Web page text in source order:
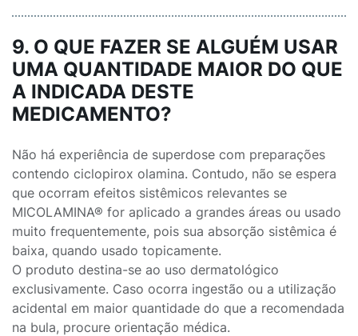
9. O QUE FAZER SE ALGUÉM USAR
UMA QUANTIDADE MAIOR DO QUE
A INDICADA DESTE
MEDICAMENTO?
Não há experiência de superdose com preparações
contendo ciclopirox olamina. Contudo, não se espera
que ocorram efeitos sistêmicos relevantes se
MICOLAMINA® for aplicado a grandes áreas ou usado
muito frequentemente, pois sua absorção sistêmica é
baixa, quando usado topicamente.
O produto destina-se ao uso dermatológico
exclusivamente. Caso ocorra ingestão ou a utilização
acidental em maior quantidade do que a recomendada
na bula, procure orientação médica.